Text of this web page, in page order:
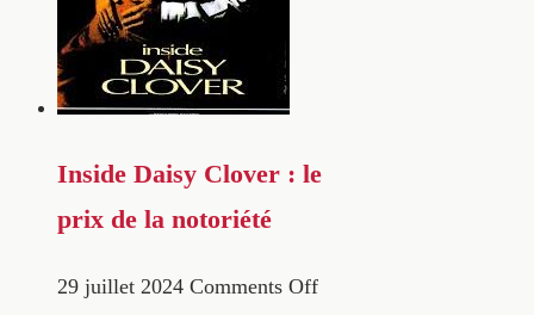
Inside Daisy Clover : le
prix de la notoriété
29 juillet 2024 Comments Off